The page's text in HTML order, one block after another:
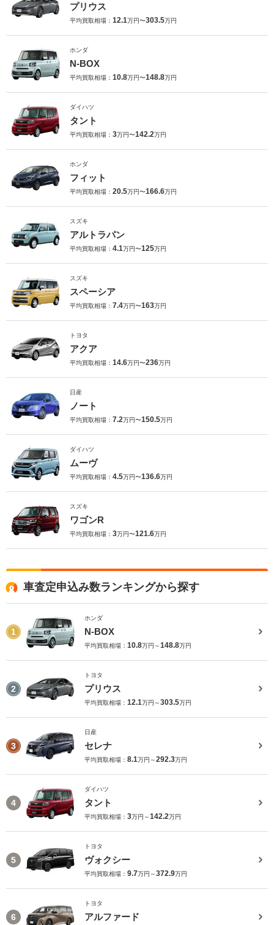
プリウス
平均買取相場： 12.1万円〜303.5万円
ホンダ
N-BOX
平均買取相場： 10.8万円〜148.8万円
ダイハツ
タント
平均買取相場： 3万円〜142.2万円
ホンダ
フィット
平均買取相場： 20.5万円〜166.6万円
スズキ
アルトラパン
平均買取相場： 4.1万円〜125万円
スズキ
スペーシア
平均買取相場： 7.4万円〜163万円
トヨタ
アクア
平均買取相場： 14.6万円〜236万円
日産
ノート
平均買取相場： 7.2万円〜150.5万円
ダイハツ
ムーヴ
平均買取相場： 4.5万円〜136.6万円
スズキ
ワゴンR
平均買取相場： 3万円〜121.6万円
車査定申込み数ランキングから探す
1
ホンダ
N-BOX
平均買取相場： 10.8万円～148.8万円
2
トヨタ
プリウス
平均買取相場： 12.1万円～303.5万円
3
日産
セレナ
平均買取相場： 8.1万円～292.3万円
4
ダイハツ
タント
平均買取相場： 3万円～142.2万円
5
トヨタ
ヴォクシー
平均買取相場： 9.7万円～372.9万円
6
トヨタ
アルファード